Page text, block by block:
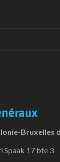
Bruxelles
Spaak 17 bte 3